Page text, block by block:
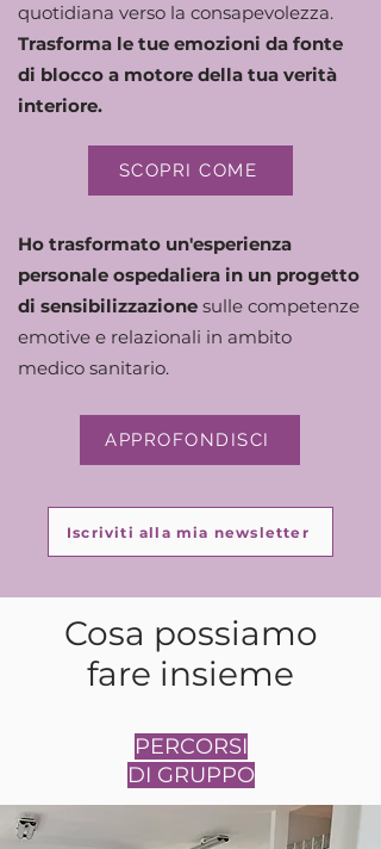
quotidiana verso la consapevolezza.
Trasforma le tue emozioni da fonte
di blocco a motore della tua verità
interiore.
SCOPRI COME
Ho trasformato un'esperienza
personale ospedaliera in un progetto
di sensibilizzazione sulle competenze
emotive e relazionali in ambito
medico sanitario.
APPROFONDISCI
Iscriviti alla mia newsletter
Cosa possiamo
fare insieme
PERCORSI
DI GRUPPO